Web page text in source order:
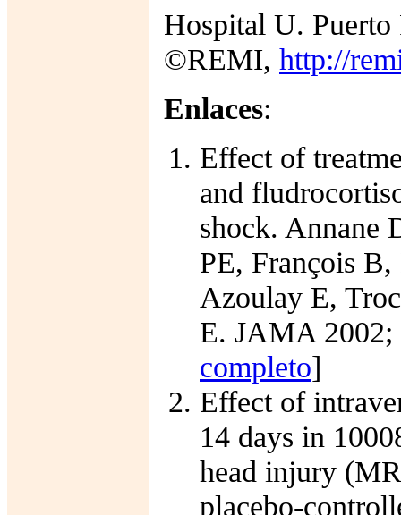
Hospital U. Puerto
©REMI, http://
Enlaces:
Effect of
and
shock. Annane
PE, François
Azoulay E,
E. JAMA
completo]
Effect of
14 days in
head injury
placebo-